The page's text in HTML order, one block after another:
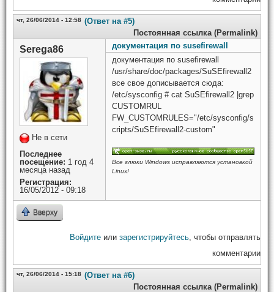
чт, 26/06/2014 - 12:58 (Ответ на #5)
Постоянная ссылка (Permalink)
Serega86
Не в сети
Последнее
посещение: 1 год 4
месяца назад
Регистрация:
16/05/2012 - 09:18
документация по susefirewall
документация по susefirewall
/usr/share/doc/packages/SuSEfirewall2
все свое дописывается сюда:
/etc/sysconfig # cat SuSEfirewall2 |grep
CUSTOMRUL
FW_CUSTOMRULES="/etc/sysconfig/s
cripts/SuSEfirewall2-custom"
Все глюки Windows исправляются установкой
Linux!
Вверху
Войдите или зарегистрируйтесь, чтобы отправлять
комментарии
чт, 26/06/2014 - 15:18 (Ответ на #6)
Постоянная ссылка (Permalink)